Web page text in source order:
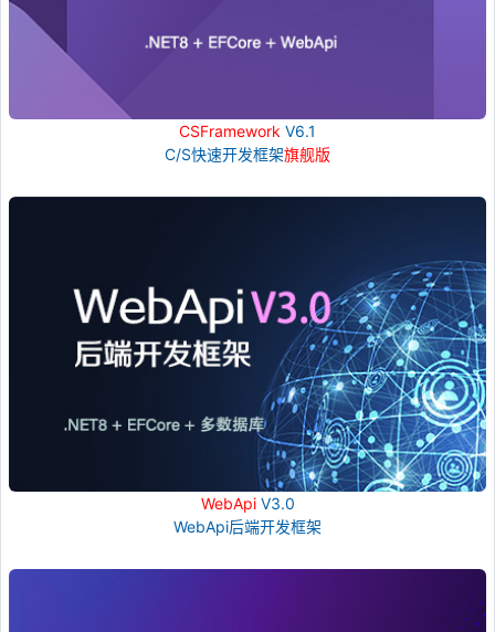
CSFramework V6.1
C/S快速开发框架旗舰版
WebApiV3.0
WebApi后端开发框架